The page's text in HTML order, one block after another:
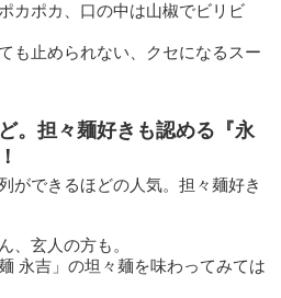
カポカ、口の中は山椒でビリビ
も止められない、クセになるスー
。担々麺好きも認める『永
ができるほどの人気。担々麺好き
、玄人の方も。
永吉」の坦々麺を味わってみては